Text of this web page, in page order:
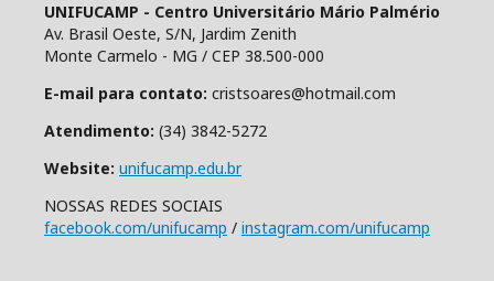
UNIFUCAMP - Centro Universitário Mário Palmério
Av. Brasil Oeste, S/N, Jardim Zenith
Monte Carmelo - MG / CEP 38.500-000
E-mail para contato: cristsoares@hotmail.com
Atendimento: (34) 3842-5272
Website: unifucamp.edu.br
NOSSAS REDES SOCIAIS
facebook.com/unifucamp / instagram.com/unifucamp